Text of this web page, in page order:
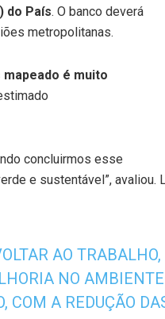
do País. O banco deverá
metropolitanas.
mapeado é muito
concluirmos esse
e sustentável”, avaliou.
AO
NO
A REDUÇÃO